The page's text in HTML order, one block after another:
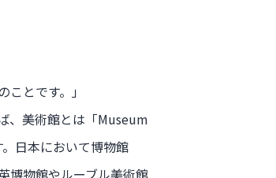
とです。」
、美術館とは「Museum
日本において博物館